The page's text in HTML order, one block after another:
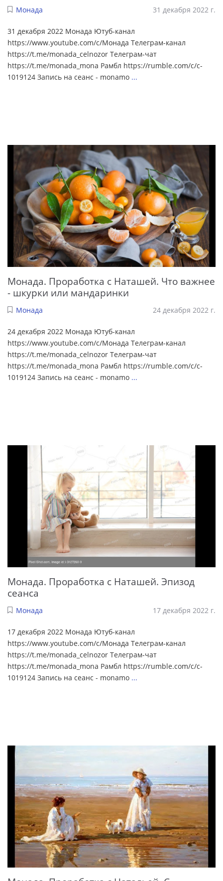
Монада 31 декабря 2022 г.
31 декабря 2022 Монада Ютуб-канал
https://www.youtube.com/c/Монада Телеграм-канал
https://t.me/monada_celnozor Телеграм-чат
https://t.me/monada_mona Рамбл https://rumble.com/c/c-
1019124 Запись на сеанс - monamo ...
Монада. Проработка с Наташей. Что важнее
- шкурки или мандаринки
Монада 24 декабря 2022 г.
24 декабря 2022 Монада Ютуб-канал
https://www.youtube.com/c/Монада Телеграм-канал
https://t.me/monada_celnozor Телеграм-чат
https://t.me/monada_mona Рамбл https://rumble.com/c/c-
1019124 Запись на сеанс - monamo ...
Монада. Проработка с Наташей. Эпизод
сеанса
Монада 17 декабря 2022 г.
17 декабря 2022 Монада Ютуб-канал
https://www.youtube.com/c/Монада Телеграм-канал
https://t.me/monada_celnozor Телеграм-чат
https://t.me/monada_mona Рамбл https://rumble.com/c/c-
1019124 Запись на сеанс - monamo ...